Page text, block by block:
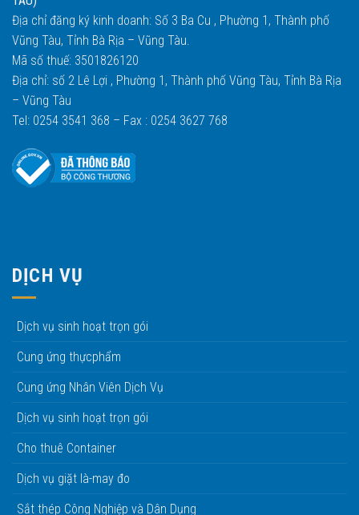
Địa chỉ đăng ký kinh doanh: Số 3 Ba Cu , Phường 1, Thành phố
Vũng Tàu, Tỉnh Bà Rịa – Vũng Tàu.
Mã số thuế: 3501826120
Địa chỉ: số 2 Lê Lợi , Phường 1, Thành phố Vũng Tàu, Tỉnh Bà Rịa
– Vũng Tàu
Tel: 0254 3541 368 – Fax : 0254 3627 768
DỊCH VỤ
Dịch vụ sinh hoạt trọn gói
Cung ứng thựcphẩm
Cung ứng Nhân Viên Dịch Vụ
Dịch vụ sinh hoạt trọn gói
Cho thuê Container
Dịch vụ giặt là-may đo
Sắt thép Công Nghiệp và Dân Dụng